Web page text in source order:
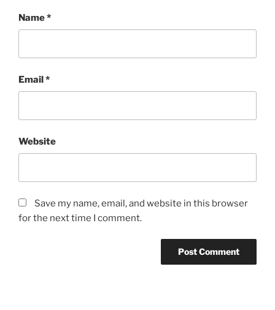
Name*
Email*
Website
Save my name, email, and website in this browser
for the next time I comment.